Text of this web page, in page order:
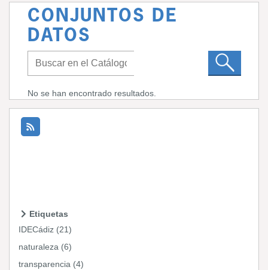
CONJUNTOS DE
DATOS
No se han encontrado resultados.
Etiquetas
IDECádiz (21)
naturaleza (6)
transparencia (4)